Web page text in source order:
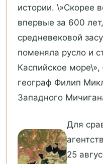
истории. \»Скорее
впервые за 600
средневековой
поменяла русло и
Каспийское
географ Филип
Западного
Для
25